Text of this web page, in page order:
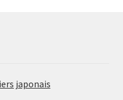
japonais